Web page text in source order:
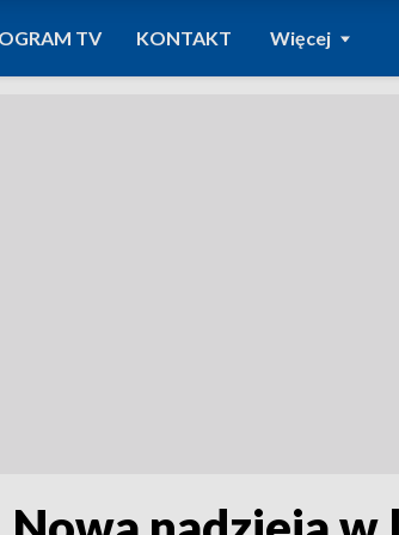
TV KONTAKT Więcej